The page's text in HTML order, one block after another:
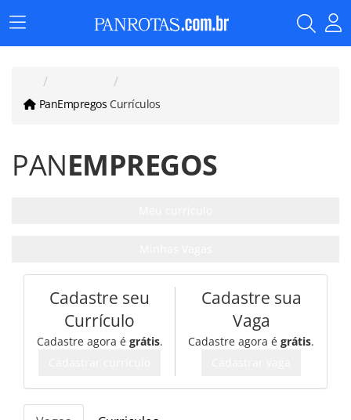
Menu
Principal
PanEmpregos Currículos
PANEMPREGOS
Cadastre seu
Currículo
Cadastre agora é grátis.
Cadastre sua
Vaga
Cadastre agora é grátis.